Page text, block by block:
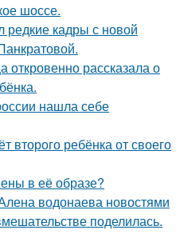
шоссе.
редкие кадры с новой
откровенно рассказала о
нашла себе
второго ребёнка от своего
в её образе?
водонаева новостями
поделилась.